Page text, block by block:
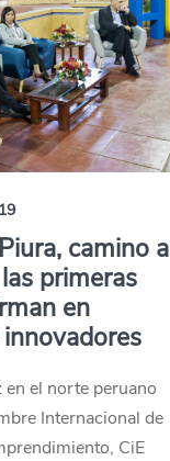
camino a
primeras
en
el norte peruano
Internacional de
CiE